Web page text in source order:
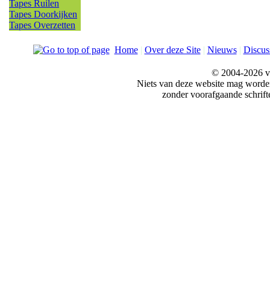
Tapes Ruilen
Tapes Doorkijken
Tapes Overzetten
Home| Over deze Site| Nieuws|
© 2004-2026
Niets van deze website mag
zonder voorafgaande